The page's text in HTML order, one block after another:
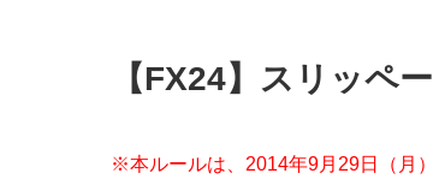
【FX24】スリッペ
※本ルールは、2014年9月29日（月